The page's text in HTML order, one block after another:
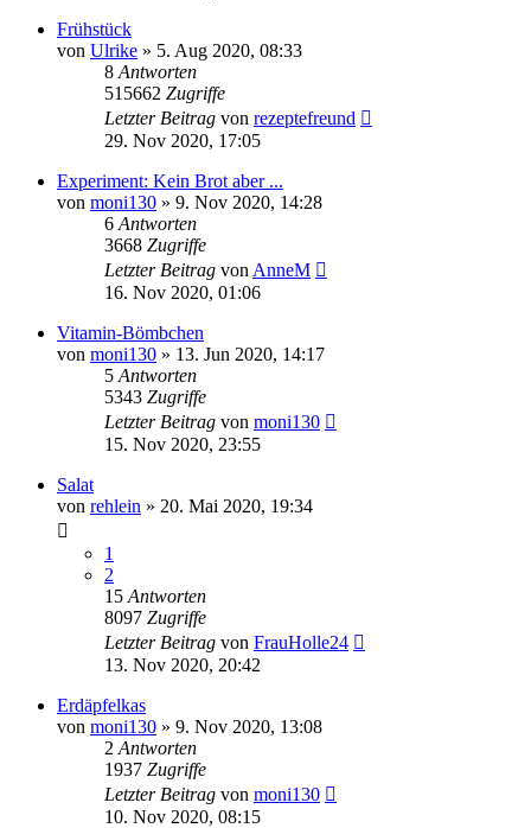
Frühstück
von Ulrike » 5. Aug 2020, 08:33
8 Antworten
515662 Zugriffe
Letzter Beitrag von rezeptefreund
29. Nov 2020, 17:05
Experiment: Kein Brot aber ...
von moni130 » 9. Nov 2020, 14:28
6 Antworten
3668 Zugriffe
Letzter Beitrag von AnneM
16. Nov 2020, 01:06
Vitamin-Bömbchen
von moni130 » 13. Jun 2020, 14:17
5 Antworten
5343 Zugriffe
Letzter Beitrag von moni130
15. Nov 2020, 23:55
Salat
von rehlein » 20. Mai 2020, 19:34
1
2
15 Antworten
8097 Zugriffe
Letzter Beitrag von FrauHolle24
13. Nov 2020, 20:42
Erdäpfelkas
von moni130 » 9. Nov 2020, 13:08
2 Antworten
1937 Zugriffe
Letzter Beitrag von moni130
10. Nov 2020, 08:15